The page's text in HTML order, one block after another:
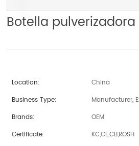
Botella pulverizadora
Location:
China
Business Type:
Manufacturer,
Brands:
OEM
Certificate:
KC,CE,CB,ROSH